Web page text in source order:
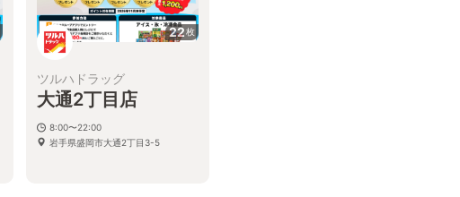
22枚
ツルハドラッグ
大通2丁目店
8:00〜22:00
岩手県盛岡市大通2丁目3-5